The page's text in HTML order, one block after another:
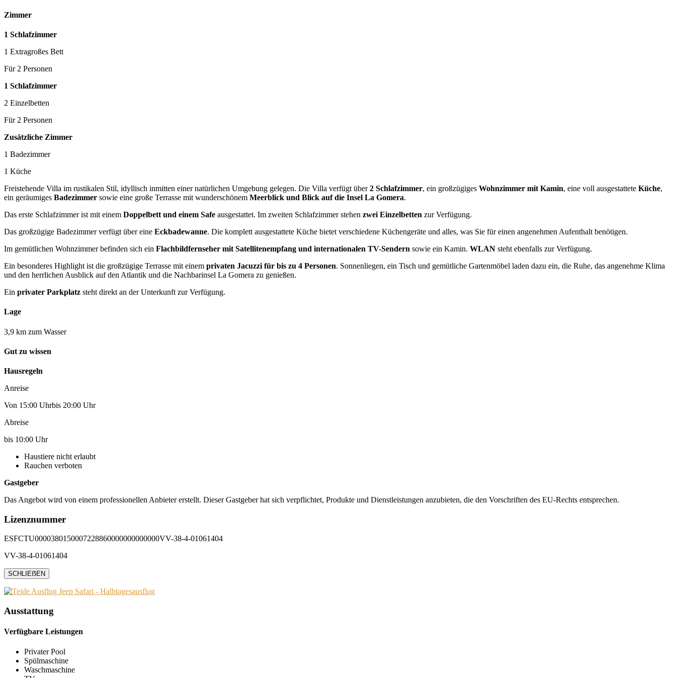
Zimmer
1 Schlafzimmer
1 Extragroßes Bett
Für 2 Personen
1 Schlafzimmer
2 Einzelbetten
Für 2 Personen
Zusätzliche Zimmer
1 Badezimmer
1 Küche
Freistehende Villa im rustikalen Stil, idyllisch inmitten einer natürlichen Umgebung gelegen. Die Villa verfügt über2 Schlafzimmer, ein großzügiges Wohnzimmer mit Kamin, eine voll ausgestattete Küche,
ein geräumiges Badezimmer sowie eine große Terrasse mit wunderschönem Meerblick und Blick auf die Insel La Gomera.
Das erste Schlafzimmer ist mit einem Doppelbett und einem Safe ausgestattet. Im zweiten Schlafzimmer stehen zwei Einzelbetten zur Verfügung.
Das großzügige Badezimmer verfügt über eine Eckbadewanne. Die komplett ausgestattete Küche bietet verschiedene Küchengeräte und alles, was Sie für einen angenehmen Aufenthalt benötigen.
Im gemütlichen Wohnzimmer befinden sich ein Flachbildfernseher mit Satellitenempfang und internationalen TV-Sendern sowie ein Kamin. WLAN steht ebenfalls zur Verfügung.
Ein besonderes Highlight ist die großzügige Terrasse mit einem privaten Jacuzzi für bis zu 4 Personen. Sonnenliegen, ein Tisch und gemütliche Gartenmöbel laden dazu ein, die Ruhe, das angenehme Klima
und den herrlichen Ausblick auf den Atlantik und die Nachbarinsel La Gomera zu genießen.
Ein privater Parkplatz steht direkt an der Unterkunft zur Verfügung.
Lage
3,9 km zum Wasser
Gut zu wissen
Hausregeln
Anreise
Von 15:00 Uhrbis 20:00 Uhr
Abreise
bis 10:00 Uhr
Haustiere nicht erlaubt
Rauchen verboten
Gastgeber
Das Angebot wird von einem professionellen Anbieter erstellt. Dieser Gastgeber hat sich verpflichtet, Produkte und Dienstleistungen anzubieten, die den Vorschriften des EU-Rechts entsprechen.
Lizenznummer
ESFCTU0000380150007228860000000000000VV-38-4-01061404
VV-38-4-01061404
SCHLIEẞEN
Ausstattung
Verfügbare Leistungen
Privater Pool
Spülmaschine
Waschmaschine